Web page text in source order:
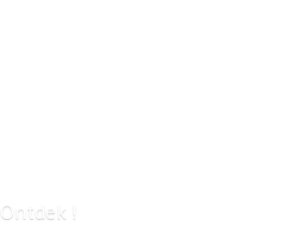
Ontdek !